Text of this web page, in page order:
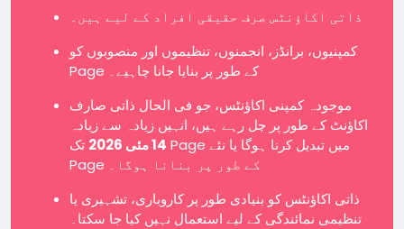
ذاتی اکاؤنٹس صرف حقیقی افراد کے لیے ہیں۔
کمپنیوں، برانڈز، انجمنوں، تنظیموں اور منصوبوں کو
Page کے طور پر بنایا جانا چاہیے۔
موجودہ کمپنی اکاؤنٹس، جو فی الحال ذاتی صارف
اکاؤنٹ کے طور پر چل رہے ہیں، انہیں زیادہ سے زیادہ
14 مئی 2026
تک Page میں تبدیل کرنا ہوگا یا نئے
Page کے طور پر بنانا ہوگا۔
ذاتی اکاؤنٹس کو بنیادی طور پر کاروباری، تشہیری یا
تنظیمی نمائندگی کے لیے استعمال نہیں کیا جا سکتا۔